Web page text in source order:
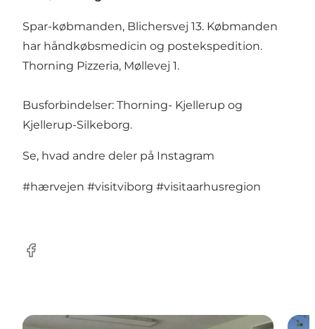
Spar-købmanden, Blichersvej 13. Købmanden
har håndkøbsmedicin og postekspedition.
Thorning Pizzeria, Møllevej 1.
Busforbindelser: Thorning- Kjellerup og
Kjellerup-Silkeborg.
Se, hvad andre deler på Instagram
#hærvejen #visitviborg #visitaarhusregion
Facebook